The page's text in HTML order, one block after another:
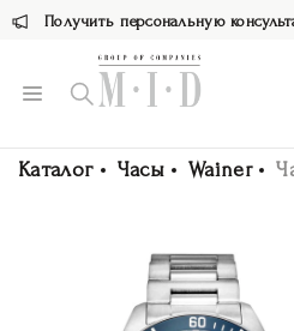
Получить персональную
Каталог Часы Wainer